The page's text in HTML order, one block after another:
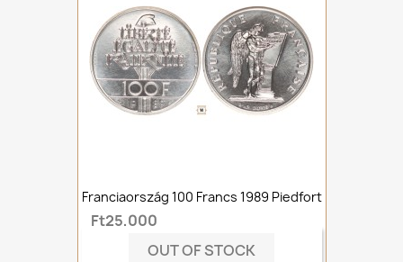
Franciaország 100 Francs 1989 Piedfort
Ft25,000
OUT OF STOCK